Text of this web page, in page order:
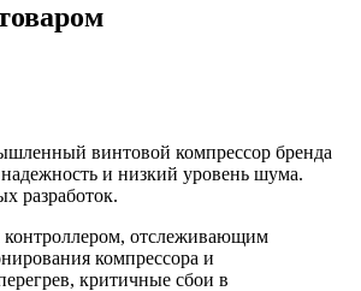
винтовой компрессор бренда
и низкий уровень шума.
разработок.
отслеживающим
компрессора и
критичные сбои в